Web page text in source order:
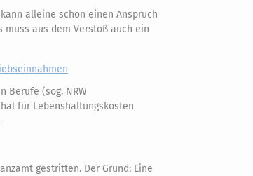
alleine schon einen Anspruch
aus dem Verstoß auch ein
Berufe (sog. NRW
für Lebenshaltungskosten
gestritten. Der Grund: Eine